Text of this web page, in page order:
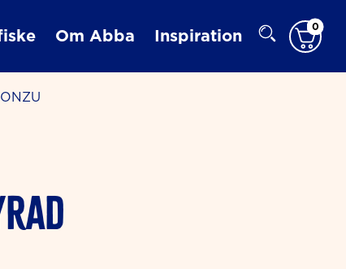
Om Abba Inspiration 0